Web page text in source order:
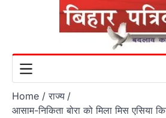
Home
राज्य
आसाम-निकिता बोरा को मिला मिस एसिया